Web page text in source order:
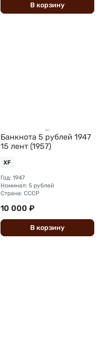
В корзину
Банкнота 5 рублей 1947
15 лент (1957)
XF
Год: 1947
Номинал: 5 рублей
Страна: СССР
10 000 ₽
В корзину